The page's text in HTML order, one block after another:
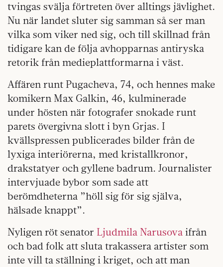
tvingas svälja förtreten över alltings jävlighet.
Nu när landet sluter sig samman så ser man
vilka som viker ned sig, och till skillnad från
tidigare kan de följa avhopparnas antiryska
retorik från medieplattformarna i väst.
Affären runt Pugacheva, 74, och hennes make
komikern Max Galkin, 46, kulminerade
under hösten när fotografer snokade runt
parets övergivna slott i byn Grjas. I
kvällspressen publicerades bilder från de
lyxiga interiörerna, med kristallkronor,
drakstatyer och gyllene badrum. Journalister
intervjuade bybor som sade att
berömdheterna ”höll sig för sig själva,
hälsade knappt”.
Nyligen röt senator Ljudmila Narusova ifrån
och bad folk att sluta trakassera artister som
inte vill ta ställning i kriget, och att man